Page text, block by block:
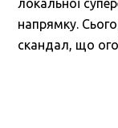
локальної
напрямку.
скандал, що